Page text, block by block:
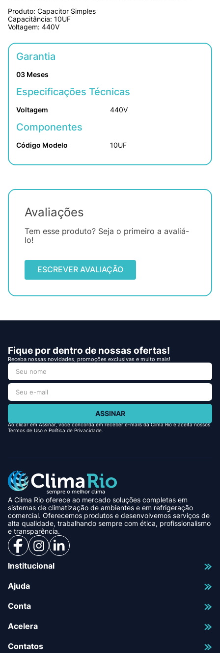
Produto: Capacitor Simples
Capacitância: 10UF
Voltagem: 440V
Garantia
03 Meses
Especificações Técnicas
Voltagem 440V
Componentes
Código Modelo 10UF
Avaliações
Tem esse produto? Seja o primeiro a avaliá-
lo!
ESCREVER AVALIAÇÃO
Fique por dentro de nossas ofertas!
Receba nossas novidades, promoções exclusivas e muito mais!
ASSINAR
Ao clicar em Assinar, você concorda em receber e-mails da Clima Rio e aceita nossos
Termos de Uso e Política de Privacidade.
A Clima Rio oferece ao mercado soluções completas em
sistemas de climatização de ambientes e em refrigeração
comercial. Oferecemos produtos e desenvolvemos serviços de
alta qualidade, trabalhando sempre com ética, profissionalismo
e transparência.
Institucional
Ajuda
Conta
Acelera
Contatos